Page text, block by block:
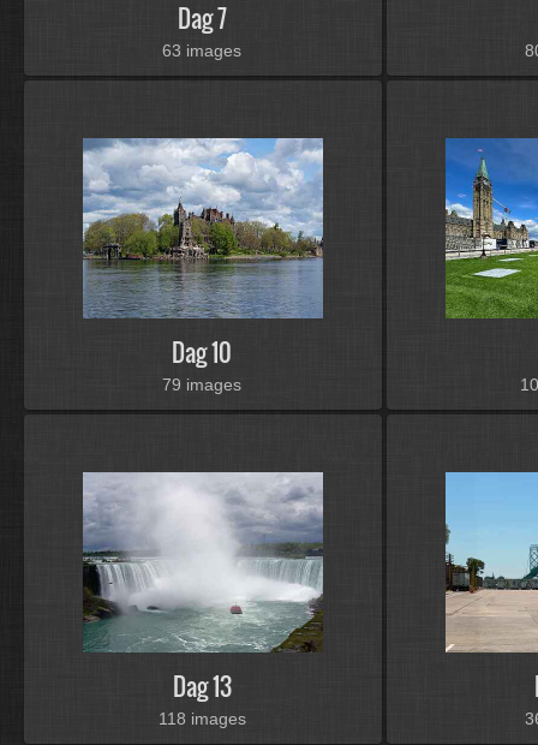
Dag 7
63 images
Dag 10
79 images
Dag 13
118 images